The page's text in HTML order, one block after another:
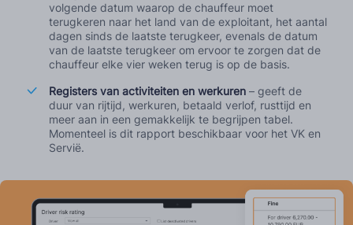
volgende datum waarop de chauffeur moet
terugkeren naar het land van de exploitant, het aantal
dagen sinds de laatste terugkeer, evenals de datum
van de laatste terugkeer om ervoor te zorgen dat de
chauffeur elke vier weken terug is op de basis.
Registers van activiteiten en werkuren – geeft de
duur van rijtijd, werkuren, betaald verlof, rusttijd en
meer aan in een gemakkelijk te begrijpen tabel.
Momenteel is dit rapport beschikbaar voor het VK en
Servië.